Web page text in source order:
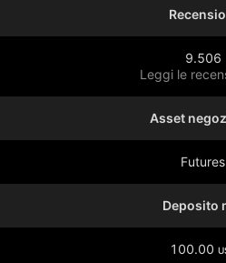
9.506
Leggi le
Asset
Futures
Deposito
100.00